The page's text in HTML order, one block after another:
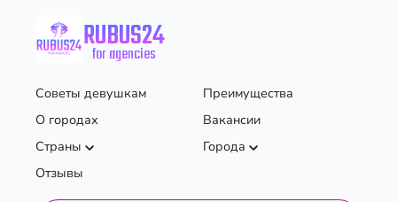
RUBUS24
for agencies
Советы девушкам
Преимущества
О городах
Вакансии
Страны
Города
Отзывы